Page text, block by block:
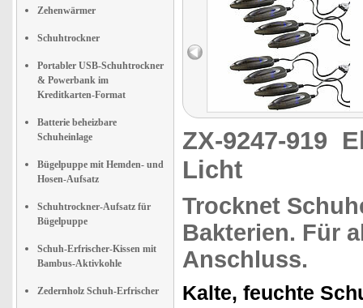
Zehenwärmer
Schuhtrockner
Portabler USB-Schuhtrockner
& Powerbank im
Kreditkarten-Format
Batterie beheizbare
Schuheinlage
Bügelpuppe mit Hemden- und
Hosen-Aufsatz
Schuhtrockner-Aufsatz für
Bügelpuppe
Schuh-Erfrischer-Kissen mit
Bambus-Aktivkohle
Zedernholz Schuh-Erfrischer
ZX-9247-919
Licht
Trocknet
Bakterien. Für
Anschluss.
Kalte, feuchte